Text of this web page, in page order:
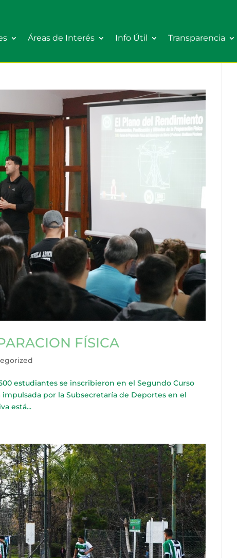
Áreas de Interés Info Útil Transparencia
FÍSICA
500 estudiantes se inscribieron en el Segundo Curso
por la Subsecretaría de Deportes en el
está...